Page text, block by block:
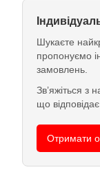
Шукаєте
пропонуємо
замовлень.
Зв’яжіться з
що
Отримати